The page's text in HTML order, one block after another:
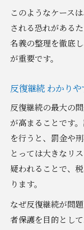
このようなケース
される恐れがある
名義の整理を徹底
が重要です。
反復継続 わかり
反復継続の最大の
が高まることです
を行うと、罰金や
とっては大きなリ
疑われることで、
ります。
なぜ反復継続が問
者保護を目的とし